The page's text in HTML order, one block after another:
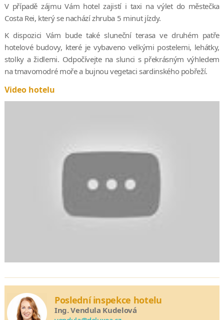
V případě zájmu Vám hotel zajistí i taxi na výlet do městečka
Costa Rei, který se nachází zhruba 5 minut jízdy.
K dispozici Vám bude také sluneční terasa ve druhém patře
hotelové budovy, které je vybaveno velkými postelemi, lehátky,
stolky a židlemi. Odpočívejte na slunci s překrásným výhledem
na tmavomodré moře a bujnou vegetaci sardinského pobřeží.
Video hotelu
Poslední inspekce hotelu
Ing. Vendula Kudelová